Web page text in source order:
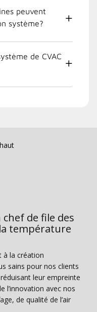
peuvent
système?
de CVAC
chef de file des
température
à la création
sains pour nos clients
leur empreinte
l’innovation avec nos
de qualité de l’air